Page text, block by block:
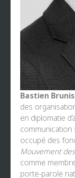
Bastien Brunis
des
en diplomatie
communication
occupé des
Mouvement
comme
porte-parole